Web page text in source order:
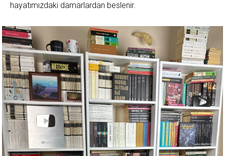
hayatımızdaki damarlardan beslenir.